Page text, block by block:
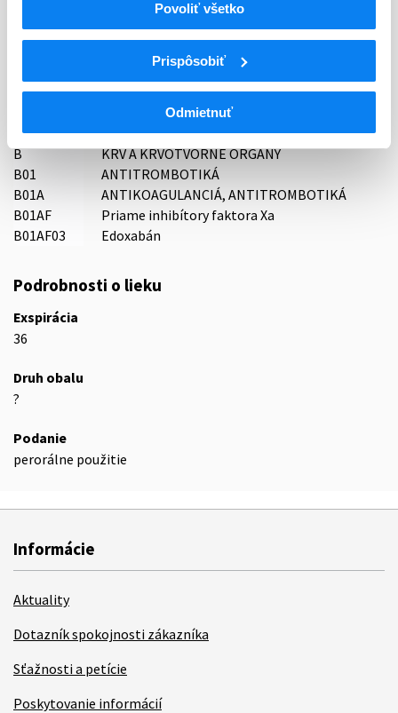
Povoliť všetko
Prispôsobiť
Odmietnuť
STADA Arzneimittel AG, Nemecko
16 - ANTICOAGULANTIA (FIBRINOLYTICA, ANTIFIBRINOL.)
ATC
B
KRV A KRVOTVORNÉ ORGÁNY
B01
ANTITROMBOTIKÁ
B01A
ANTIKOAGULANCIÁ, ANTITROMBOTIKÁ
B01AF
Priame inhibítory faktora Xa
B01AF03
Edoxabán
Podrobnosti o lieku
Exspirácia
36
Druh obalu
?
Podanie
perorálne použitie
Informácie
Aktuality
Dotazník spokojnosti zákazníka
Sťažnosti a petície
Poskytovanie informácií